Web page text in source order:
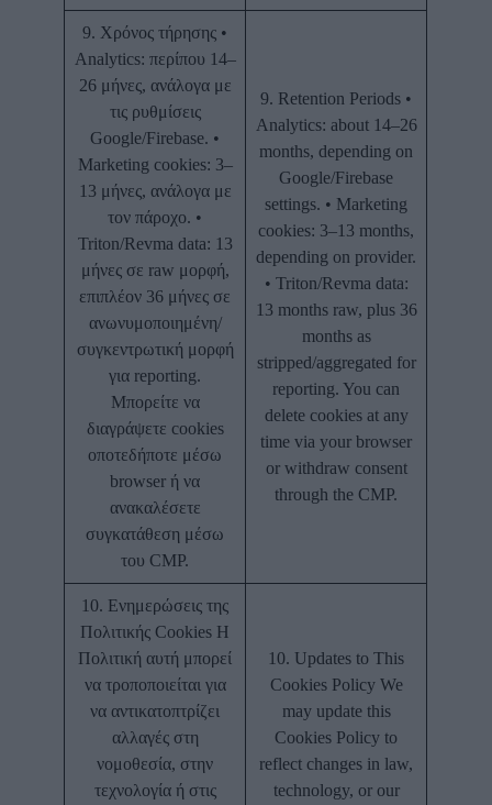
9. Χρόνος τήρησης •
Analytics: περίπου 14–
26 μήνες, ανάλογα με
τις ρυθμίσεις
Google/Firebase. •
Marketing cookies: 3–
13 μήνες, ανάλογα με
τον πάροχο. •
Triton/Revma data: 13
μήνες σε raw μορφή,
επιπλέον 36 μήνες σε
ανωνυμοποιημένη/
συγκεντρωτική μορφή
για reporting.
Μπορείτε να
διαγράψετε cookies
οποτεδήποτε μέσω
browser ή να
ανακαλέσετε
συγκατάθεση μέσω
του CMP.
9. Retention Periods •
Analytics: about 14–26
months, depending on
Google/Firebase
settings. • Marketing
cookies: 3–13 months,
depending on provider.
• Triton/Revma data:
13 months raw, plus 36
months as
stripped/aggregated for
reporting. You can
delete cookies at any
time via your browser
or withdraw consent
through the CMP.
10. Ενημερώσεις της
Πολιτικής Cookies Η
Πολιτική αυτή μπορεί
να τροποποιείται για
να αντικατοπτρίζει
αλλαγές στη
νομοθεσία, στην
τεχνολογία ή στις
10. Updates to This
Cookies Policy We
may update this
Cookies Policy to
reflect changes in law,
technology, or our